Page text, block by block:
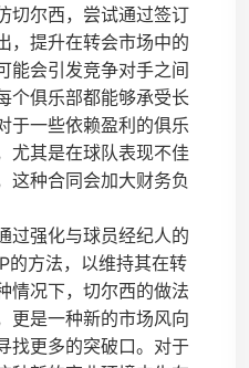
切尔西，尝试通过签订
，提升在转会市场中的
能会引发竞争对手之间
个俱乐部都能够承受长
于一些依赖盈利的俱乐
尤其是在球队表现不佳
这种合同会加大财务负
过强化与球员经纪人的
的方法，以维持其在转
情况下，切尔西的做法
更是一种新的市场风向
找更多的突破口。对于